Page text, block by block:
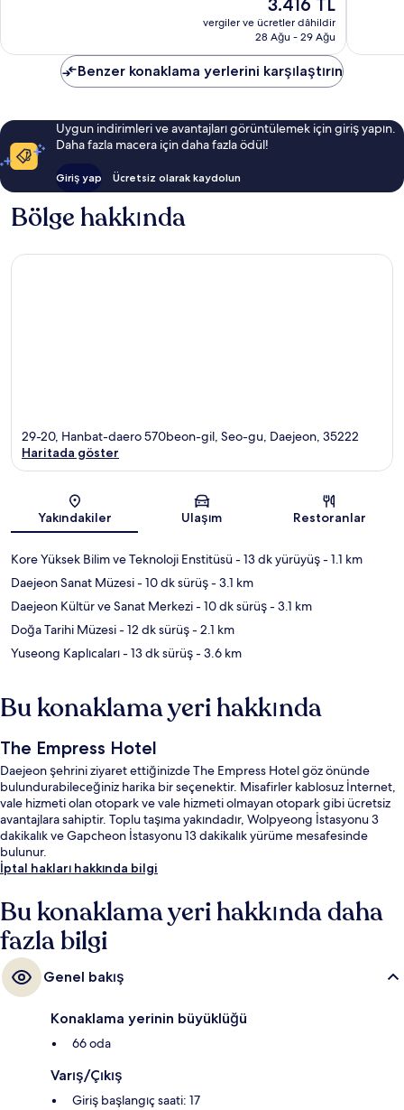
fiyat:
3.416 TL
vergiler ve ücretler dâhildir
28 Ağu - 29 Ağu
Benzer konaklama yerlerini karşılaştırın
Uygun indirimleri ve avantajları görüntülemek için giriş yapın.
Daha fazla macera için daha fazla ödül!
Giriş yap Ücretsiz olarak kaydolun
Bölge hakkında
Harita
29-20, Hanbat-daero 570beon-gil, Seo-gu, Daejeon, 35222
Haritada göster
Yakındakiler Ulaşım Restoranlar
Kore Yüksek Bilim ve Teknoloji Enstitüsü- 13 dk yürüyüş- 1.1 km
Daejeon Sanat Müzesi- 10 dk sürüş- 3.1 km
Daejeon Kültür ve Sanat Merkezi- 10 dk sürüş- 3.1 km
Doğa Tarihi Müzesi- 12 dk sürüş- 2.1 km
Yuseong Kaplıcaları- 13 dk sürüş- 3.6 km
Bu konaklama yeri hakkında
The Empress Hotel
Daejeon şehrini ziyaret ettiğinizde The Empress Hotel göz önünde
bulundurabileceğiniz harika bir seçenektir. Misafirler kablosuz İnternet,
vale hizmeti olan otopark ve vale hizmeti olmayan otopark gibi ücretsiz
avantajlara sahiptir. Toplu taşıma yakındadır, Wolpyeong İstasyonu 3
dakikalık ve Gapcheon İstasyonu 13 dakikalık yürüme mesafesinde
bulunur.
İptal hakları hakkında bilgi
Bu konaklama yeri hakkında daha
fazla bilgi
Genel bakış
Konaklama yerinin büyüklüğü
66 oda
Varış/Çıkış
Giriş başlangıç saati: 17